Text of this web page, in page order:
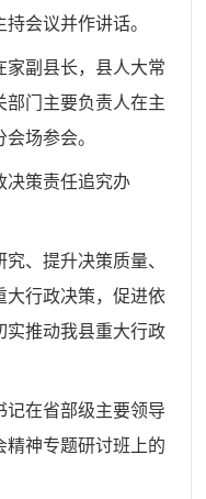
持会议并作讲话。
家副县长，县人大常
部门主要负责人在主
场参会。
决策责任追究办
、提升决策质量、
大行政决策，促进依
实推动我县重大行政
记在省部级主要领导
精神专题研讨班上的